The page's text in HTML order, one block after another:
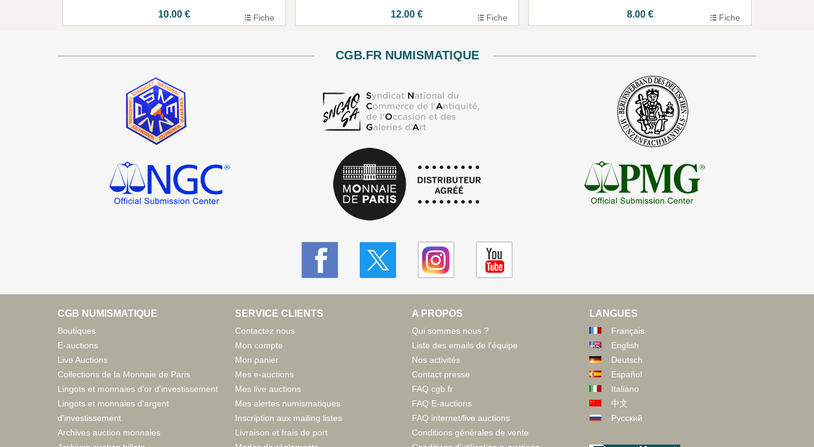
10.00 € Fiche 12.00 € Fiche 8.00 € Fiche
CGB.FR NUMISMATIQUE
CGB NUMISMATIQUE
Boutiques
E-auctions
Live Auctions
Collections de la Monnaie de Paris
Lingots et monnaies d'or d'investissement
Lingots et monnaies d'argent
d'investissement
Archives auction monnaies
SERVICE CLIENTS
Contactez nous
Mon compte
Mon panier
Mes e-auctions
Mes live auctions
Mes alertes numismatiques
Inscription aux mailing listes
Livraison et frais de port
A PROPOS
Qui sommes nous ?
Liste des emails de l'équipe
Nos activités
Contact presse
FAQ cgb.fr
FAQ E-auctions
FAQ internet/live auctions
Conditions générales de vente
LANGUES
Français
English
Deutsch
Español
Italiano
中文
Русский